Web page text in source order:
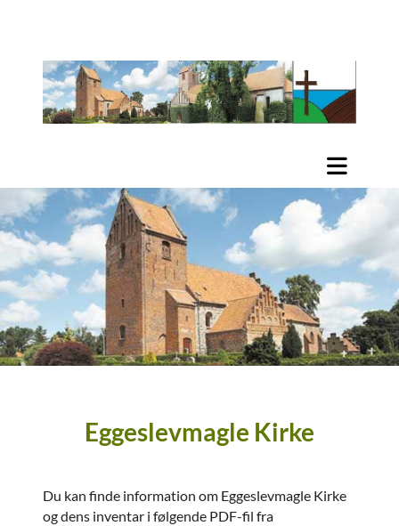
Eggeslevmagle Kirke
Du kan finde information om Eggeslevmagle Kirke
og dens inventar i følgende PDF-fil fra